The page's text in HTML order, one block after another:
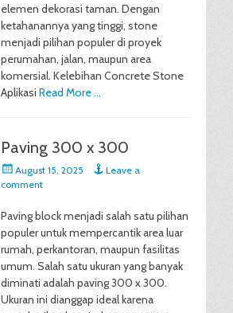
elemen dekorasi taman. Dengan
ketahanannya yang tinggi, stone
menjadi pilihan populer di proyek
perumahan, jalan, maupun area
komersial. Kelebihan Concrete Stone
Aplikasi Read More …
Paving 300 x 300
Posted
on
August 15, 2025
Leave a
comment
Paving block menjadi salah satu pilihan
populer untuk mempercantik area luar
rumah, perkantoran, maupun fasilitas
umum. Salah satu ukuran yang banyak
diminati adalah paving 300 x 300.
Ukuran ini dianggap ideal karena